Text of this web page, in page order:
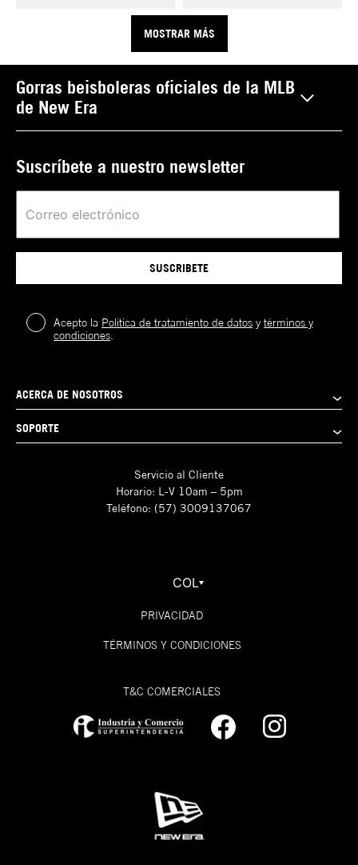
MOSTRAR MÁS
Gorras beisboleras oficiales de la MLB
de New Era
Suscríbete a nuestro newsletter
SUSCRIBETE
Acepto la Política de tratamiento de datos ytérminos y
condiciones
ACERCA DE NOSOTROS
SOPORTE
Servicio al Cliente
Horario: L-V 10am – 5pm
Teléfono: (57) 3009137067
COL
PRIVACIDAD
TÉRMINOS Y CONDICIONES
T&C COMERCIALES